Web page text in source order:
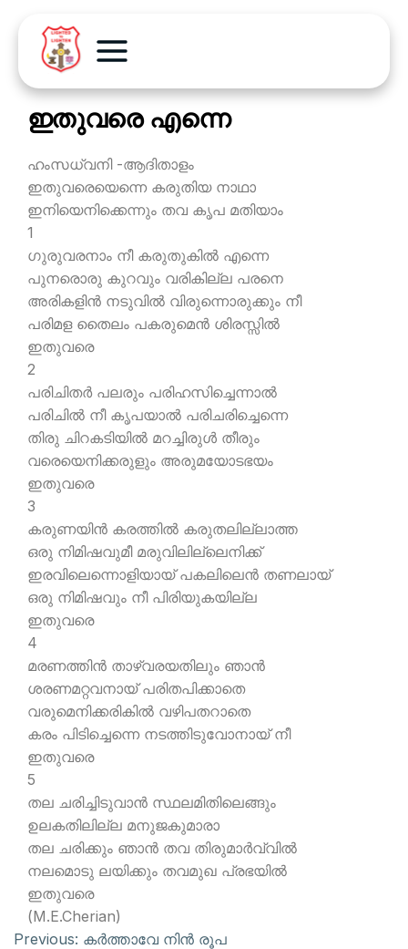
ഇതുവരെ എന്നെ
ഹംസധ്വനി -ആദിതാളം
ഇതുവരെയെന്നെ കരുതിയ നാഥാ
ഇനിയെനിക്കെന്നും തവ കൃപ മതിയാം
1
ഗുരുവരനാം നീ കരുതുകില്‍ എന്നെ
പുനരൊരു കുറവും വരികില്ല പരനെ
അരികളിന്‍ നടുവില്‍ വിരുന്നൊരുക്കും നീ
പരിമള തൈലം പകരുമെന്‍ ശിരസ്സില്‍
ഇതുവരെ
2
പരിചിതര്‍ പലരും പരിഹസിച്ചെന്നാല്‍
പരിചില്‍ നീ കൃപയാല്‍ പരിചരിച്ചെന്നെ
തിരു ചിറകടിയില്‍ മറച്ചിരുള്‍ തീരും
വരെയെനിക്കരുളും അരുമയോടഭയം
ഇതുവരെ
3
കരുണയിന്‍ കരത്തില്‍ കരുതലില്ലാത്ത
ഒരു നിമിഷവുമീ മരുവിലില്ലെനിക്ക്
ഇരവിലെന്നൊളിയായ് പകലിലെന്‍ തണലായ്
ഒരു നിമിഷവും നീ പിരിയുകയില്ല
ഇതുവരെ
4
മരണത്തിന്‍ താഴ്വരയതിലും ഞാന്‍
ശരണമറ്റവനായ് പരിതപിക്കാതെ
വരുമെനിക്കരികില്‍ വഴിപതറാതെ
കരം പിടിച്ചെന്നെ നടത്തിടുവോനായ് നീ
ഇതുവരെ
5
തല ചരിച്ചിടുവാന്‍ സ്ഥലമിതിലെങ്ങും
ഉലകതിലില്ല മനുജകുമാരാ
തല ചരിക്കും ഞാന്‍ തവ തിരുമാര്‍വ്വില്‍
നലമൊടു ലയിക്കും തവമുഖ പ്രഭയില്‍
ഇതുവരെ
(M.E.Cherian)
Previous: കര്‍ത്താവേ നിന്‍ രൂപ